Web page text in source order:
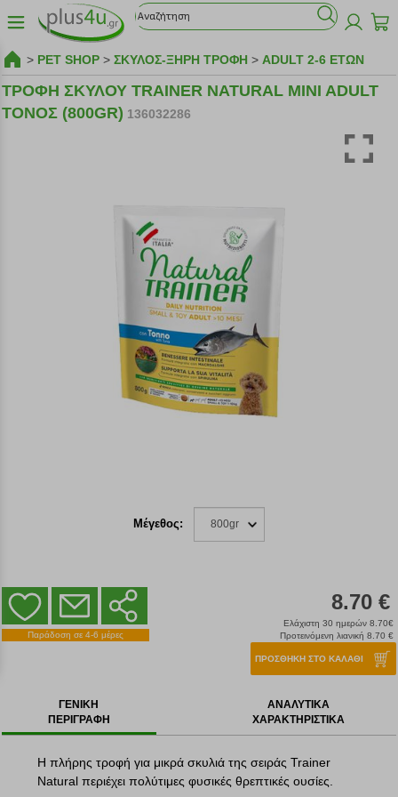
> PET SHOP > ΣΚΥΛΟΣ-ΞΗΡΗ ΤΡΟΦΗ > ADULT 2-6 ΕΤΩΝ
ΤΡΟΦΗ ΣΚΥΛΟΥ TRAINER NATURAL MINI ADULT
ΤΟΝΟΣ (800GR) 136032286
Μέγεθος: 800gr
Παράδοση σε 4-6 μέρες
8.70 €
Ελάχιστη 30 ημερών 8.70€
Προτεινόμενη λιανική 8.70 €
ΠΡΟΣΘΗΚΗ ΣΤΟ ΚΑΛΑΘΙ
ΓΕΝΙΚΗ
ΠΕΡΙΓΡΑΦΗ
ΑΝΑΛΥΤΙΚΑ
ΧΑΡΑΚΤΗΡΙΣΤΙΚΑ
Η πλήρης τροφή για μικρά σκυλιά της σειράς Trainer
Natural περιέχει πολύτιμες φυσικές θρεπτικές ουσίες.